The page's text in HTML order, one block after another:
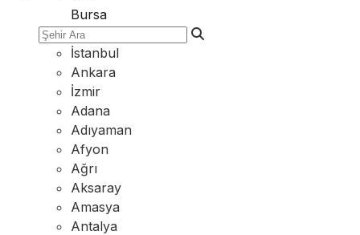
Bursa
İstanbul
Ankara
İzmir
Adana
Adıyaman
Afyon
Ağrı
Aksaray
Amasya
Antalya